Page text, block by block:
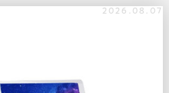
2026.08.07